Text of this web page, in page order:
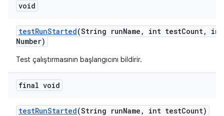
void
testRunStarted(String runName , int testCount,
int
Number)
Test çalıştırmasının başlangıcını bildirir.
final void
testRunStarted(String runName , int testCount)